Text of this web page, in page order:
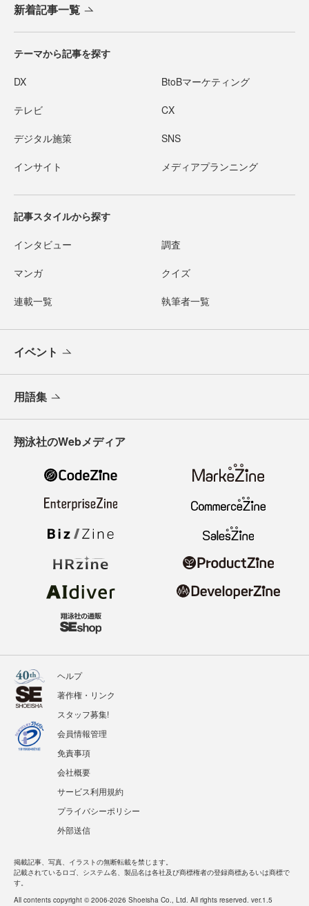
新着記事一覧
テーマから記事を探す
DX BtoBマーケティング
テレビ CX
デジタル施策 SNS
インサイト メディアプランニング
記事スタイルから探す
インタビュー 調査
マンガ クイズ
連載一覧 執筆者一覧
イベント
用語集
翔泳社のWebメディア
ヘルプ
著作権・リンク
スタッフ募集!
会員情報管理
免責事項
会社概要
サービス利用規約
プライバシーポリシー
外部送信
掲載記事、写真、イラストの無断転載を禁じます。
記載されているロゴ、システム名、製品名は各社及び商標権者の登録商標あるいは商標で
す。
All contents copyright © 2006-2026 Shoeisha Co., Ltd. All rights reserved. ver.1.5